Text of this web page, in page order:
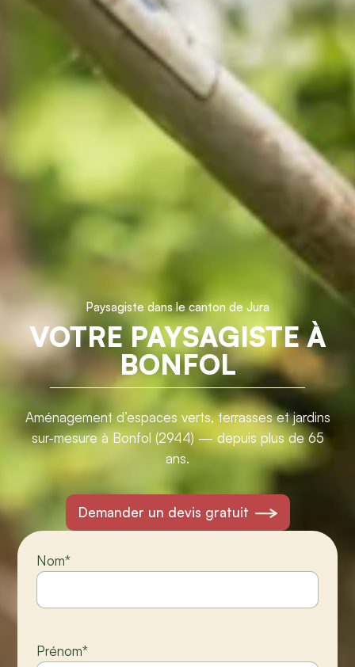
Paysagiste dans le canton de Jura
VOTRE PAYSAGISTE À
BONFOL
Aménagement d’espaces verts, terrasses et jardins
sur-mesure à Bonfol (2944) — depuis plus de 65
ans.
Demander un devis gratuit
Nom*
Prénom*